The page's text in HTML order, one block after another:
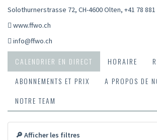
Solothurnerstrasse 72, CH-4600 Olten, +41 78 881
www.ffwo.ch
info@ffwo.ch
CALENDRIER EN DIRECT HORAIRE
ABONNEMENTS ET PRIX
A PROPOS DE
NOTRE TEAM
🔎 Afficher les filtres